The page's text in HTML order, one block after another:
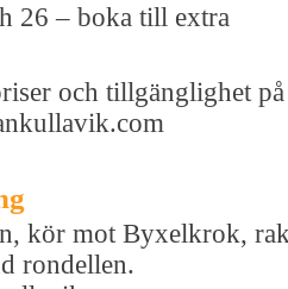
26 – boka till extra
och tillgänglighet på
kör mot Byxelkrok,
rondellen.